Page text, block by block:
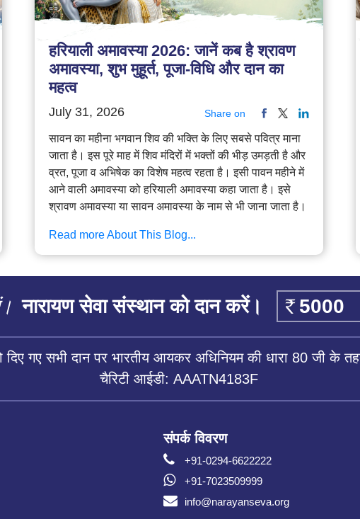
हरियाली अमावस्या 2026: जानें कब है श्रावण
अमावस्या, शुभ मुहूर्त, पूजा-विधि और दान का
महत्व
July 31, 2026 Share on
सावन का महीना भगवान शिव की भक्ति के लिए सबसे पवित्र माना
जाता है। इस पूरे माह में शिव मंदिरों में भक्तों की भीड़ उमड़ती है और
व्रत, पूजा व अभिषेक का विशेष महत्व रहता है। इसी पावन महीने में
आने वाली अमावस्या को हरियाली अमावस्या कहा जाता है। इसे
श्रावण अमावस्या या सावन अमावस्या के नाम से भी जाना जाता है।
Read more About This Blog...
नारायण सेवा संस्थान को दान करें।
दिए गए सभी दान पर भारतीय आयकर अधिनियम की धारा 80 जी के
चैरिटी आईडी: AAATN4183F
संपर्क विवरण
+91-0294-6622222
+91-7023509999
info@narayanseva.org